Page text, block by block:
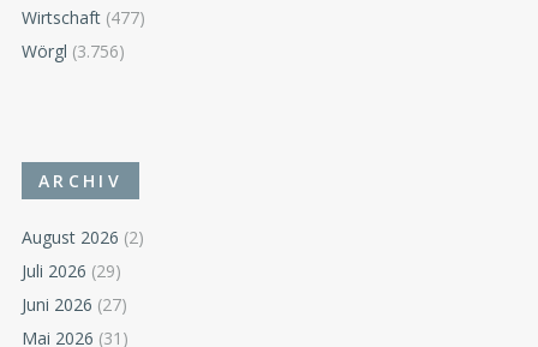
Wirtschaft (477)
Wörgl (3.756)
ARCHIV
August 2026 (2)
Juli 2026 (29)
Juni 2026 (27)
Mai 2026 (31)